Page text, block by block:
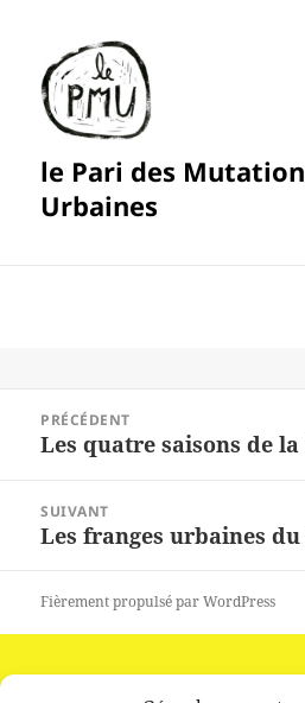
le Pari des
Urbaines
l’article
PRÉCÉDENT
Article
Les quatre saisons de
SUIVANT
Article
Les franges urbaines
Fièrement propulsé par WordPress